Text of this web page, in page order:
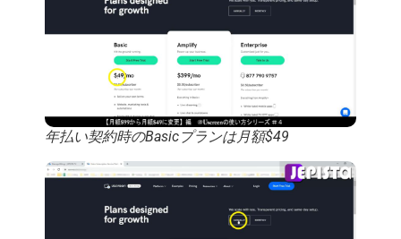
年払い契約時のBasicプランは月額$49